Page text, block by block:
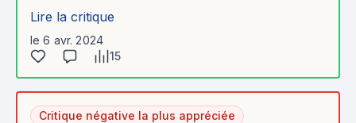
Lire la critique
le 6 avr. 2024
15
Critique négative la plus appréciée